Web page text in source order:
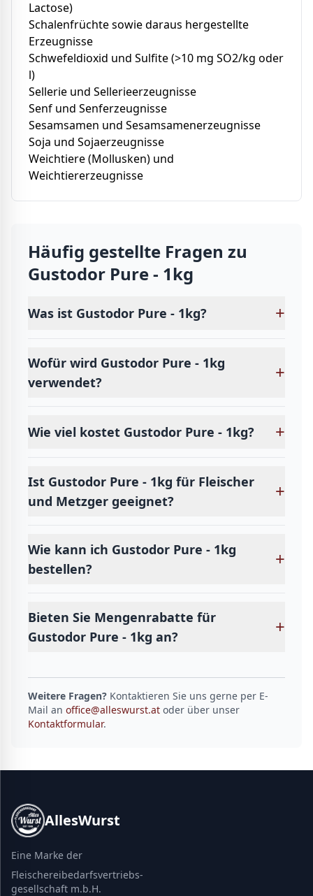
Lactose)
Schalenfrüchte sowie daraus hergestellte
Erzeugnisse
Schwefeldioxid und Sulfite (>10 mg SO2/kg oder
l)
Sellerie und Sellerieerzeugnisse
Senf und Senferzeugnisse
Sesamsamen und Sesamsamenerzeugnisse
Soja und Sojaerzeugnisse
Weichtiere (Mollusken) und
Weichtiererzeugnisse
Häufig gestellte Fragen zu
Gustodor Pure - 1kg
Was ist Gustodor Pure - 1kg? +
Wofür wird Gustodor Pure - 1kg
verwendet?
+
Wie viel kostet Gustodor Pure - 1kg? +
Ist Gustodor Pure - 1kg für Fleischer
und Metzger geeignet?
+
Wie kann ich Gustodor Pure - 1kg
bestellen?
+
Bieten Sie Mengenrabatte für
Gustodor Pure - 1kg an?
+
Weitere Fragen? Kontaktieren Sie uns gerne per E-
Mail an office@alleswurst.at oder über unser
Kontaktformular.
AllesWurst
Eine Marke der
Fleischereibedarfsvertriebs-
gesellschaft m.b.H.